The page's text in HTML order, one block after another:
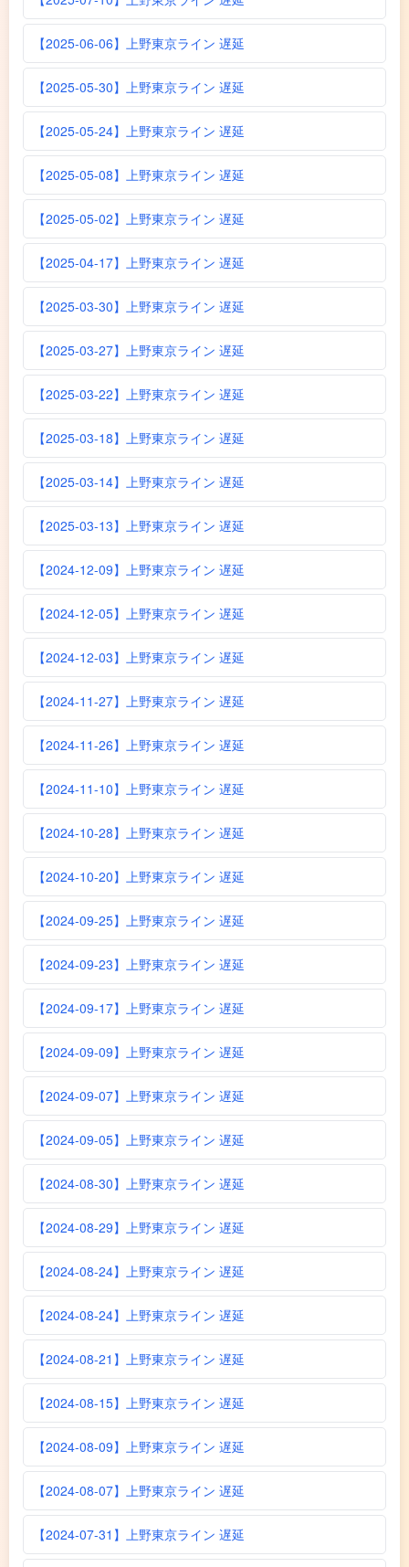
【2025-06-06】上野東京ライン 遅延
【2025-05-30】上野東京ライン 遅延
【2025-05-24】上野東京ライン 遅延
【2025-05-08】上野東京ライン 遅延
【2025-05-02】上野東京ライン 遅延
【2025-04-17】上野東京ライン 遅延
【2025-03-30】上野東京ライン 遅延
【2025-03-27】上野東京ライン 遅延
【2025-03-22】上野東京ライン 遅延
【2025-03-18】上野東京ライン 遅延
【2025-03-14】上野東京ライン 遅延
【2025-03-13】上野東京ライン 遅延
【2024-12-09】上野東京ライン 遅延
【2024-12-05】上野東京ライン 遅延
【2024-12-03】上野東京ライン 遅延
【2024-11-27】上野東京ライン 遅延
【2024-11-26】上野東京ライン 遅延
【2024-11-10】上野東京ライン 遅延
【2024-10-28】上野東京ライン 遅延
【2024-10-20】上野東京ライン 遅延
【2024-09-25】上野東京ライン 遅延
【2024-09-23】上野東京ライン 遅延
【2024-09-17】上野東京ライン 遅延
【2024-09-09】上野東京ライン 遅延
【2024-09-07】上野東京ライン 遅延
【2024-09-05】上野東京ライン 遅延
【2024-08-30】上野東京ライン 遅延
【2024-08-29】上野東京ライン 遅延
【2024-08-24】上野東京ライン 遅延
【2024-08-24】上野東京ライン 遅延
【2024-08-21】上野東京ライン 遅延
【2024-08-15】上野東京ライン 遅延
【2024-08-09】上野東京ライン 遅延
【2024-08-07】上野東京ライン 遅延
【2024-07-31】上野東京ライン 遅延